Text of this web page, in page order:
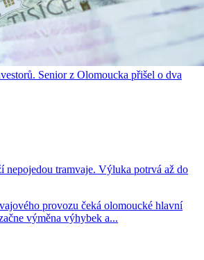
Senior z Olomoucka přišel o dva
nepojedou tramvaje. Výluka potrvá až do
provozu čeká olomoucké hlavní
výměna výhybek a...